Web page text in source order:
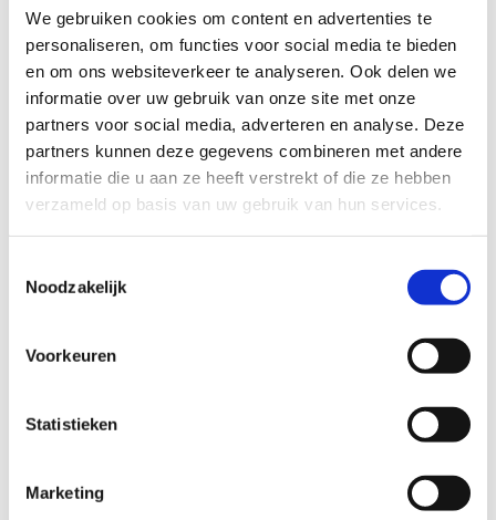
We gebruiken cookies om content en advertenties te
personaliseren, om functies voor social media te bieden
en om ons websiteverkeer te analyseren. Ook delen we
informatie over uw gebruik van onze site met onze
partners voor social media, adverteren en analyse. Deze
partners kunnen deze gegevens combineren met andere
informatie die u aan ze heeft verstrekt of die ze hebben
verzameld op basis van uw gebruik van hun services.
Noodzakelijk
Voorkeuren
Statistieken
Marketing
van adembenemende landschappen.
De Ros Balatumroutebegint bij brasserie 't Stationneke,
gelegen aan de Spoorstraat 1 in Baardegem, waar menners
voldoende parkeergelegenheid vinden. Een tweede startpunt is
beschikbaar bij café Stinne, gevestigd aan de Putstraat 116 in
Meldert.
Deze route is opgedeeld in drie duidelijk bewegwijzerde lussen.
zowel geschikt voor ruiters als menners. Deze routes bestaan
voor respectievelijk 59%, 59% en 64% uit onverharde paden.
Alle lussen bevinden zich voornamelijk in de groene oase van
Startplaatsen